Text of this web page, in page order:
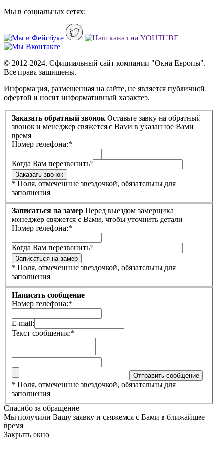
Мы в социальных сетях:
© 2012-2024. Официальный сайт компании "Окна Европы".
Все права защищены.
Информация, размещенная на сайте, не является публичной
офертой и носит информативный характер.
Заказать обратный звонок Оставьте завку на обратный
звонок и менеджер свяжется с Вами в указанное Вами
время
Номер телефона:*
Когда Вам перезвонить?
* Поля, отмеченные звездочкой, обязательны для
заполнения
Записаться на замер Перед выездом замерщика
менеджер свяжется с Вами, чтобы уточнить детали
Номер телефона:*
Когда Вам перезвонить?
* Поля, отмеченные звездочкой, обязательны для
заполнения
Написать сообщение
Номер телефона:*
E-mail:
Текст сообщения:*
* Поля, отмеченные звездочкой, обязательны для
заполнения
Спасибо за обращение
Мы получили Вашу заявку и свяжемся с Вами в ближайшее
время
Закрыть окно